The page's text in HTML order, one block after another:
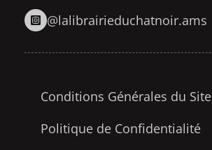
mystery
1
@lalibrairieduchatnoir.ams
Conditions Générales du Site
Politique de Confidentialité